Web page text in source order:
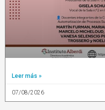
Leer más »
07/08/2026